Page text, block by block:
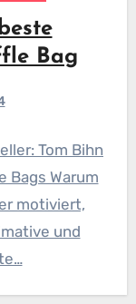
Bag
Tom Bihn
Bags Warum
motiviert,
und